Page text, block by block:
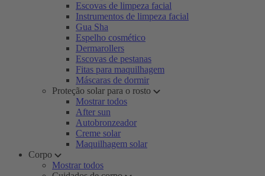
Escovas de limpeza facial
Instrumentos de limpeza facial
Gua Sha
Espelho cosmético
Dermarollers
Escovas de pestanas
Fitas para maquilhagem
Máscaras de dormir
Proteção solar para o rosto
Mostrar todos
After sun
Autobronzeador
Creme solar
Maquilhagem solar
Corpo
Mostrar todos